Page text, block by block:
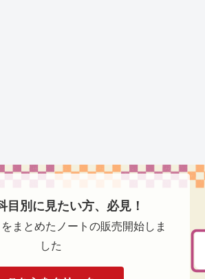
目別に見たい方、必見！
まとめたノートの販売開始しま
した